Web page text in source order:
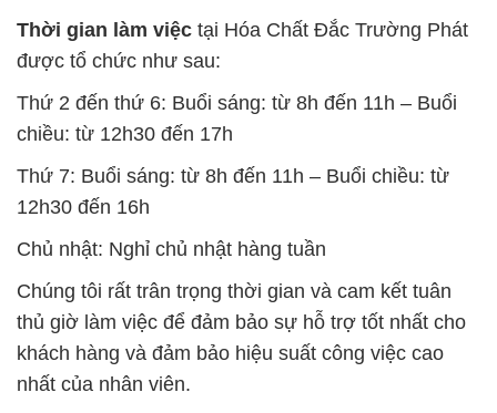
Thời gian làm việc tại Hóa Chất Đắc Trường Phát
được tổ chức như sau:
Thứ 2 đến thứ 6: Buổi sáng: từ 8h đến 11h – Buổi
chiều: từ 12h30 đến 17h
Thứ 7: Buổi sáng: từ 8h đến 11h – Buổi chiều: từ
12h30 đến 16h
Chủ nhật: Nghỉ chủ nhật hàng tuần
Chúng tôi rất trân trọng thời gian và cam kết tuân
thủ giờ làm việc để đảm bảo sự hỗ trợ tốt nhất cho
khách hàng và đảm bảo hiệu suất công việc cao
nhất của nhân viên.